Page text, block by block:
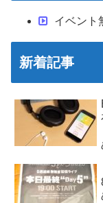
イベント
新着記事